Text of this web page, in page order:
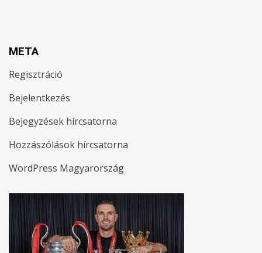
META
Regisztráció
Bejelentkezés
Bejegyzések hírcsatorna
Hozzászólások hírcsatorna
WordPress Magyarország